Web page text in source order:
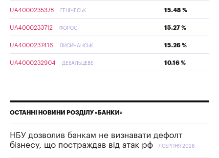
UA4000235378 ГЕНІЧЕСЬК 15.48 %
UA4000233712 ФОРОС 15.27 %
UA4000237416 ЛИСИЧАНСЬК 15.26 %
UA4000232904 ДЕБАЛЬЦЕВЕ 10.16 %
ОСТАННІ НОВИНИ РОЗДІЛУ «БАНКИ»
НБУ дозволив банкам не визнавати дефолт
бізнесу, що постраждав від атак рф
7 СЕРПНЯ 2026